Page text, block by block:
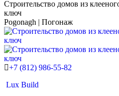
Строительство домов из
ключ
Pogonagh | Погонаж
+7 (812) 986-55-82
Lux Build